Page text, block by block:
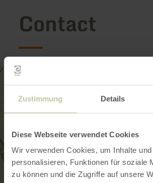
Zustimmung Details
Diese Webseite verwendet Cookies
Wir verwenden Cookies, um Inhalte
personalisieren, Funktionen für soziale
zu können und die Zugriffe auf unsere
Contact